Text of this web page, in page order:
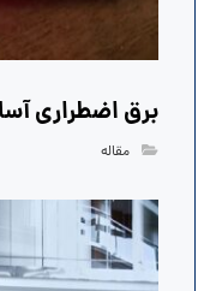
برق اضطراری
مقاله